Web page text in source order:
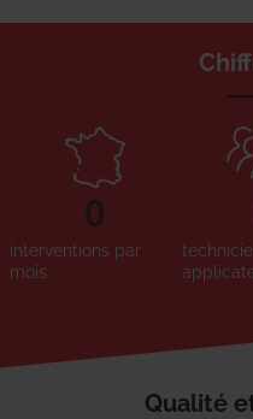
interventions par
mois
0
Qualité